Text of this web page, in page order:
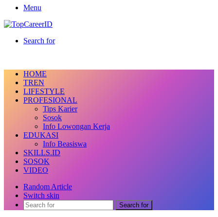
Menu
Search for
HOME
TREN
LIFESTYLE
PROFESIONAL
Tips Karier
Sosok
Info Lowongan Kerja
EDUKASI
Info Beasiswa
SKILLS.ID
SOSOK
VIDEO
Random Article
Switch skin
Search for